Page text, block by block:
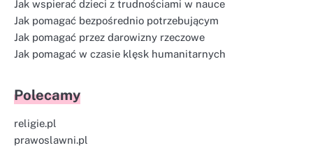
Jak wspierać dzieci z trudnościami w nauce
Jak pomagać bezpośrednio potrzebującym
Jak pomagać przez darowizny rzeczowe
Jak pomagać w czasie klęsk humanitarnych
Polecamy
religie.pl
prawoslawni.pl